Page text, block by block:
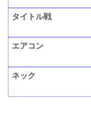
タイトル戦
エアコン
ネック